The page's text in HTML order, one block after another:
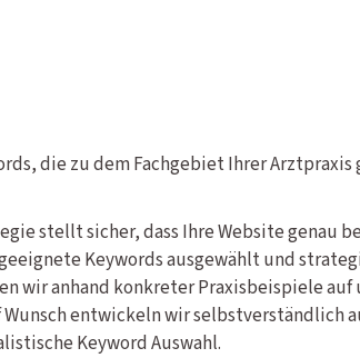
die zu dem Fachgebiet Ihrer Arztpraxis
stellt sicher, dass Ihre Website genau
Keywords ausgewählt und
wir anhand konkreter Praxisbeispiele auf
Wunsch entwickeln wir selbstverständlich
Keyword Auswahl.